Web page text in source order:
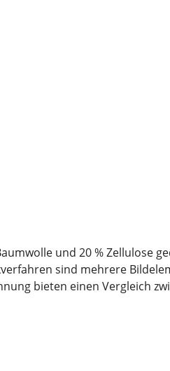
und 20 % Zellulose
sind mehrere
bieten einen Vergleich